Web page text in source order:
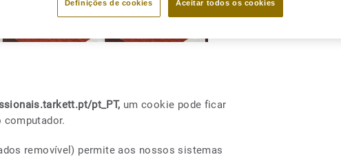
pt_PT, um cookie pode ficar
computador.
removível) permite aos nossos sistemas
Aceitar todos os cookies
Definições de cookies